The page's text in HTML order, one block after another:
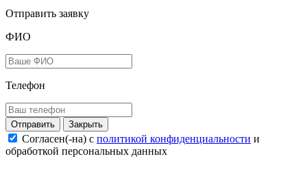
Отправить заявку
ФИО
Телефон
Закрыть
Согласен(-на) c политикой конфиденциальности и
обработкой персональных данных